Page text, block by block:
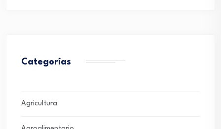
Categorías
Agricultura